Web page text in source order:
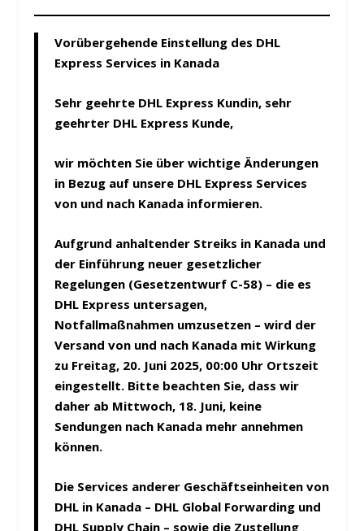
Vorübergehende Einstellung des DHL
Express Services in Kanada
Sehr geehrte DHL Express Kundin, sehr
geehrter DHL Express Kunde,
wir möchten Sie über wichtige Änderungen
in Bezug auf unsere DHL Express Services
von und nach Kanada informieren.
Aufgrund anhaltender Streiks in Kanada und
der Einführung neuer gesetzlicher
Regelungen (Gesetzentwurf C-58) – die es
DHL Express untersagen,
Notfallmaßnahmen umzusetzen – wird der
Versand von und nach Kanada mit Wirkung
zu Freitag, 20. Juni 2025, 00:00 Uhr Ortszeit
eingestellt. Bitte beachten Sie, dass wir
daher ab Mittwoch, 18. Juni, keine
Sendungen nach Kanada mehr annehmen
können.
Die Services anderer Geschäftseinheiten von
DHL in Kanada – DHL Global Forwarding und
DHL Supply Chain – sowie die Zustellung